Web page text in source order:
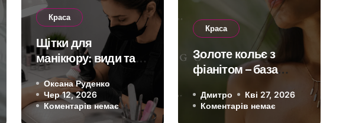
Чому болить плече після
чи падіння: що покаже МРТ
Олена Дмитренко Лип 18, 2026 Коментарів немає
Краса
Щітки для
манікюру: види та
поради щодо
вибору
Оксана Руденко
Чер 12, 2026
Коментарів немає
Краса
Золоте кольє з
фіанітом – база
ювелірного
капсульного
гардероба
Дмитро
Кві 27, 2026
Коментарів немає